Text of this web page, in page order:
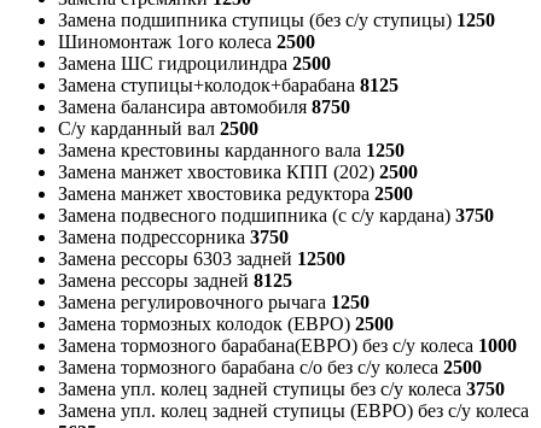
Замена подшипника ступицы (без с/у ступицы) 1250
Шиномонтаж 1ого колеса 2500
Замена ШС гидроцилиндра 2500
Замена ступицы+колодок+барабана 8125
Замена балансира автомобиля 8750
С/у карданный вал 2500
Замена крестовины карданного вала 1250
Замена манжет хвостовика КПП (202) 2500
Замена манжет хвостовика редуктора 2500
Замена подвесного подшипника (с с/у кардана) 3750
Замена подрессорника 3750
Замена рессоры 6303 задней 12500
Замена рессоры задней 8125
Замена регулировочного рычага 1250
Замена тормозных колодок (ЕВРО) 2500
Замена тормозного барабана(ЕВРО) без с/у колеса 1000
Замена тормозного барабана с/о без с/у колеса 2500
Замена упл. колец задней ступицы без с/у колеса 3750
Замена упл. колец задней ступицы (ЕВРО) без с/у колеса